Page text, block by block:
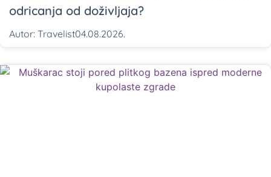
odricanja od doživljaja?
Autor: Travelist04.08.2026.